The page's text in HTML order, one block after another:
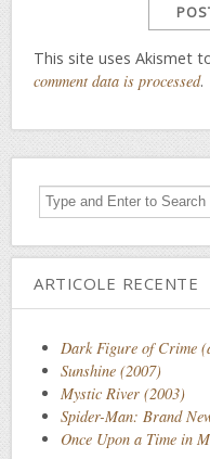
This site uses Akismet
comment data is processed.
ARTICOLE RECENTE
Dark Figure of Crime
Sunshine (2007)
Mystic River (2003)
Spider-Man: Brand
Once Upon a Time in